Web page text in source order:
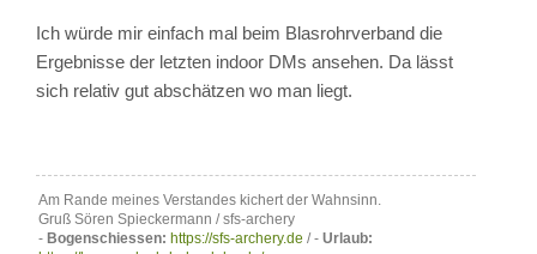
Ich würde mir einfach mal beim Blasrohrverband die
Ergebnisse der letzten indoor DMs ansehen. Da lässt
sich relativ gut abschätzen wo man liegt.
Am Rande meines Verstandes kichert der Wahnsinn.
Gruß Sören Spieckermann / sfs-archery
- Bogenschiessen: https://sfs-archery.de / - Urlaub: